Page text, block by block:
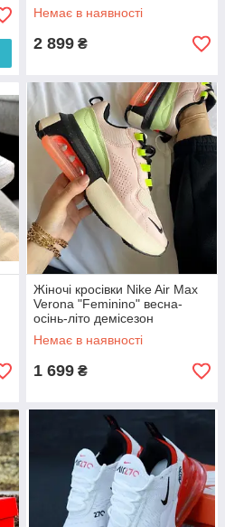
пудрові. Живе фото
Немає в наявності
2 899 ₴
Жіночі кросівки Nike Air Max
Verona "Feminino" весна-
осінь-літо демісезон
пудровие. Живе фото. топ
Немає в наявності
1 699 ₴